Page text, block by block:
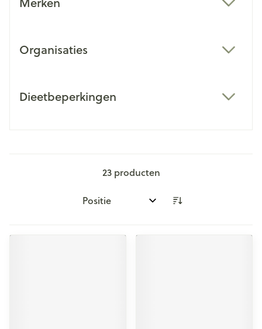
Organisaties
Dieetbeperkingen
23producten
Sorteer op: